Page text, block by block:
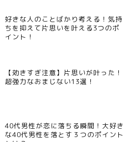
好きな人のことばかり考える！気持
ちを抑えて片思いを叶える3つのポ
イント！
【効きすぎ注意】片思いが叶った！
超強力なおまじない13選！
40代男性が恋に落ちる瞬間！大好き
な40代男性を落とす３つのポイント